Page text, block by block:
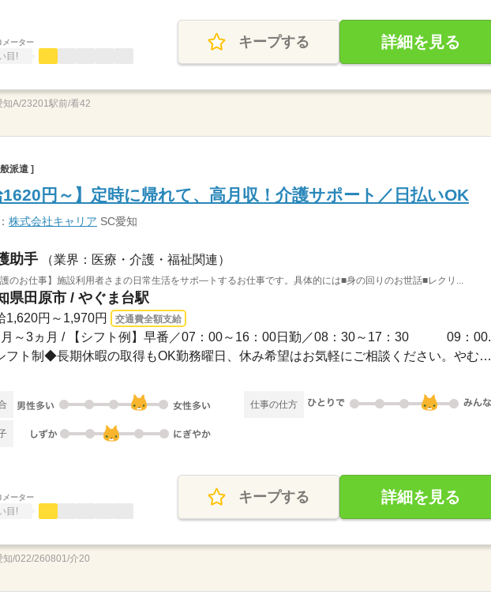
メーター
目!
キープする 詳細を見る
知A/23201駅前/看42
派遣 ]
1620円～】定時に帰れて、高月収！介護サポート／日払いOK
株式会社キャリア SC愛知
助手 （業界：医療・介護・福祉関連）
護のお仕事】施設利用者さまの日常生活をサポ―トするお仕事です。具体的には■身の回りのお世話■レクリ...
県田原市 / やぐま台駅
1,620円～1,970円 交通費全額支給
月～3ヵ月 / 【シフト例】早番／07：00～16：00日勤／08：30～17：30 09：
◆シフト制◆長期休暇の取得もOK勤務曜日、休み希望はお気軽にご相談ください。やむを得...
仕事の仕方
メーター
目!
キープする 詳細を見る
知/022/260801/介20